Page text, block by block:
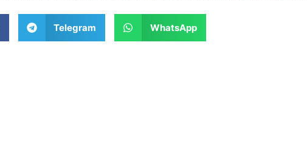
Telegram WhatsApp